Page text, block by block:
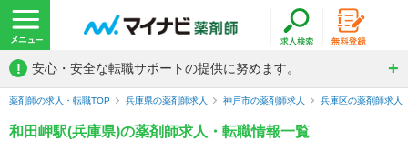
! 安心・安全な転職サポートの提供に努めます。
薬剤師の求人・転職TOP 兵庫県の薬剤師求人 神戸市の薬剤師求人 兵庫区の薬剤師求人
和田岬駅(兵庫県)の薬剤師求人・転職情報一覧